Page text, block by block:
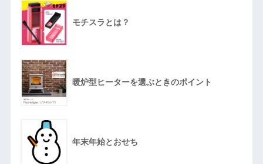
モチスラとは？
暖炉型ヒーターを選ぶときのポイント
年末年始とおせち